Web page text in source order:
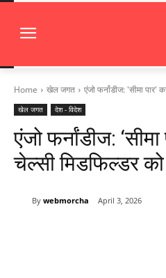
Home खेल जगत एंजो फर्नांडीज: 'सीमा पार'
खेल जगत देश - विदेश
एंजो फर्नांडीज:
चेल्सी मिडफिल्डर को
By webmorcha April 3, 2026